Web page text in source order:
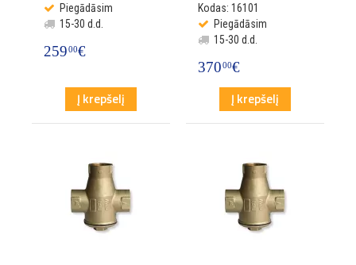
Piegādāsim
15-30 d.d.
25900€
Į krepšelį
Kodas: 16101
Piegādāsim
15-30 d.d.
37000€
Į krepšelį